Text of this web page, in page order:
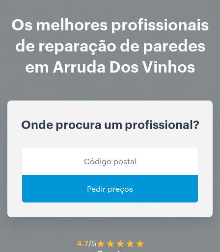
Os melhores profissionais
de reparação de paredes
em Arruda Dos Vinhos
Onde procura um profissional?
Pedir preços
4.7/5